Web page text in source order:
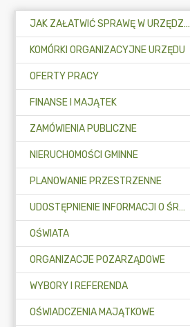
JAK ZAŁATWIĆ SPRAWĘ W URZĘDZIE MIASTA
KOMÓRKI ORGANIZACYJNE URZĘDU
OFERTY PRACY
FINANSE I MAJĄTEK
ZAMÓWIENIA PUBLICZNE
NIERUCHOMOŚCI GMINNE
PLANOWANIE PRZESTRZENNE
UDOSTĘPNIENIE INFORMACJI O ŚRODOWISKU
OŚWIATA
ORGANIZACJE POZARZĄDOWE
WYBORY I REFERENDA
OŚWIADCZENIA MAJĄTKOWE